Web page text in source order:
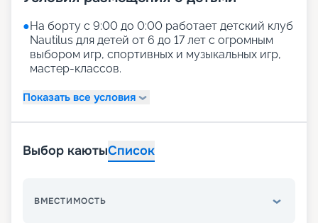
●На борту с 9:00 до 0:00 работает детский клуб
Nautilus для детей от 6 до 17 лет с огромным
выбором игр, спортивных и музыкальных игр,
мастер-классов.
Показать все условия
Выбор каютыСписок
ВМЕСТИМОСТЬ